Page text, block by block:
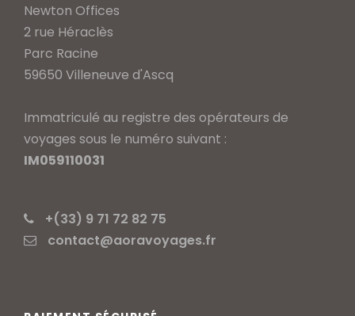
Newton Offices
2 rue Héraclès
Parc Racine
59650 Villeneuve d'Ascq
Immatriculé au registre des opérateurs de
voyages sous le numéro suivant :
IM059110031
+(33) 9 71 72 82 75
contact@aoravoyages.fr